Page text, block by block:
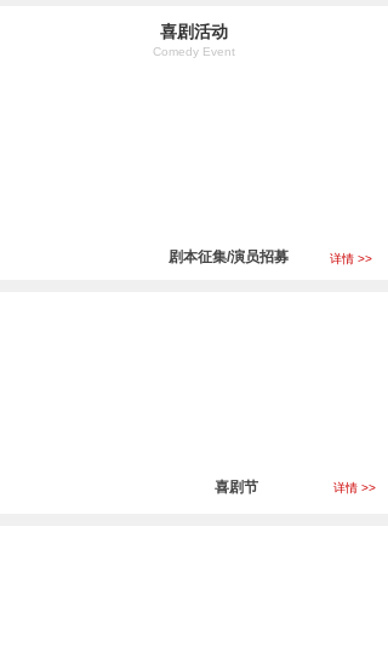
喜剧活动
Comedy Event
详情 >>
剧本征集/演员招募
详情 >>
喜剧节